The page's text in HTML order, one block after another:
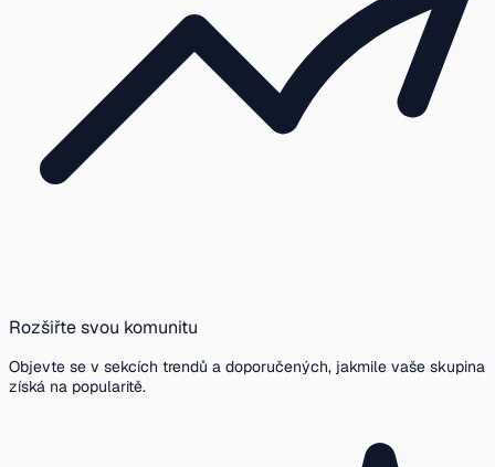
Rozšiřte svou komunitu
Objevte se v sekcích trendů a doporučených, jakmile vaše skupina
získá na popularitě.